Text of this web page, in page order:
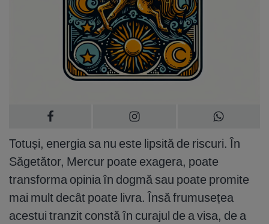
Totuși, energia sa nu este lipsită de riscuri. În
Săgetător, Mercur poate exagera, poate
transforma opinia în dogmă sau poate promite
mai mult decât poate livra. Însă frumusețea
acestui tranzit constă în curajul de a visa, de a